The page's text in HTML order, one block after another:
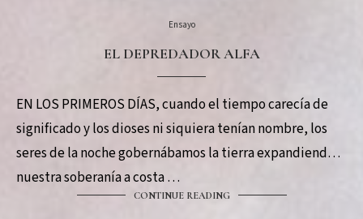
Ensayo
EL DEPREDADOR ALFA
EN LOS PRIMEROS DÍAS, cuando el tiempo carecía de
significado y los dioses ni siquiera tenían nombre, los
seres de la noche gobernábamos la tierra expandiendo
nuestra soberanía a costa …
CONTINUE READING